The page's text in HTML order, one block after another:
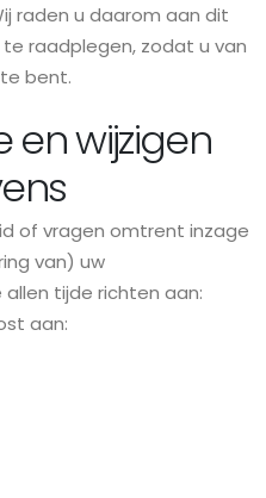
raden u daarom aan dit
raadplegen, zodat u van
bent.
en wijzigen
of vragen omtrent inzage
van) uw
tijde richten aan:
aan: